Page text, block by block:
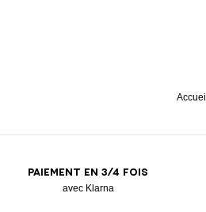
Accueil
PAIEMENT EN 3/4 FOIS
avec Klarna